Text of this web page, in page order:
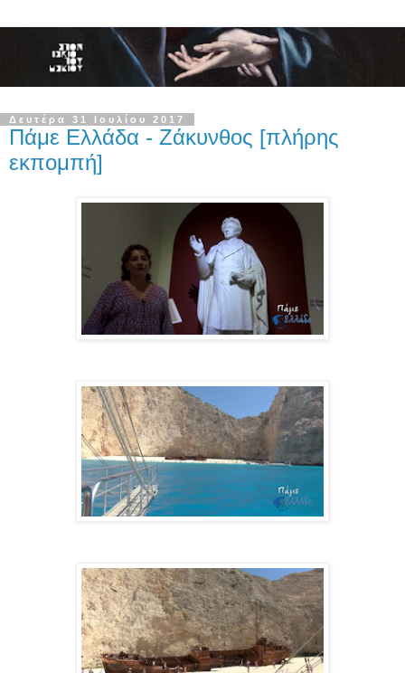
Δευτέρα 31 Ιουλίου 2017
Πάμε Ελλάδα - Ζάκυνθος [πλήρης
εκπομπή]